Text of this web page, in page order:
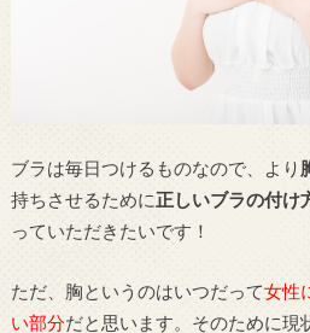
ブラは毎日つけるものなので、より
持ちさせるために正しいブラの付け
っていただきたいです！
ただ、胸というのはいつだって女性
い部分だと思います。そのために現